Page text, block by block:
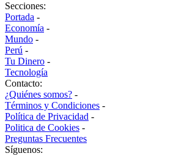
Secciones:
Portada -
Economía -
Mundo -
Perú -
Tu Dinero -
Tecnología
Contacto:
¿Quiénes somos? -
Términos y Condiciones -
Política de Privacidad -
Politica de Cookies -
Preguntas Frecuentes
Síguenos: